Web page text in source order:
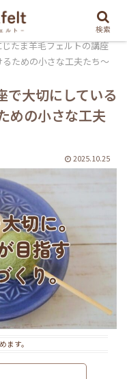
じたま羊毛フェルトの講座
ための小さな工夫たち〜
で大切にしている
めの小さな工夫
2025.10.25
ます。
検索